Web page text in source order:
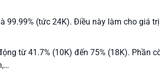
99.99% (tức 24K). Điều này làm cho giá trị
từ 41.7% (10K) đến 75% (18K). Phần